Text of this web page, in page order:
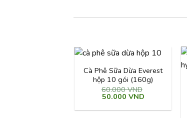
Cà Phê Sữa Dừa Everest
hộp 10 gói (160g)
60.000VND
Giá
là:
50.000 VNDGiá
tại